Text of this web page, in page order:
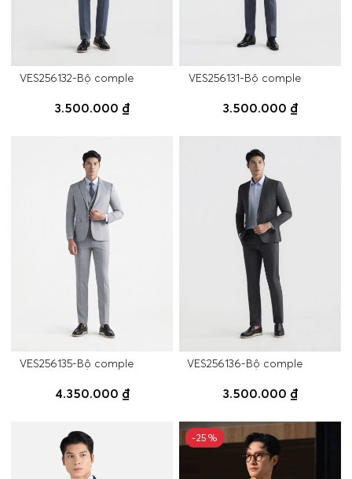
VES256132-Bộ comple
3.500.000 ₫
VES256131-Bộ comple
3.500.000 ₫
VES256135-Bộ comple
4.350.000 ₫
VES256136-Bộ comple
3.500.000 ₫
-25%
-25%